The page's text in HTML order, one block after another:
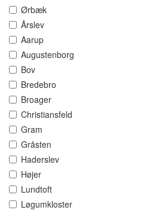
Ørbæk
Årslev
Aarup
Augustenborg
Bov
Bredebro
Broager
Christiansfeld
Gram
Gråsten
Haderslev
Højer
Lundtoft
Løgumkloster